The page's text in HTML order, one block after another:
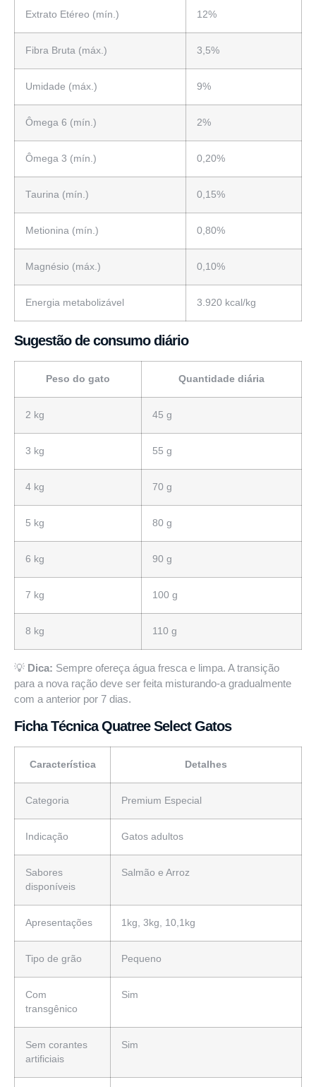
Extrato Etéreo (mín.) 12%
Fibra Bruta (máx.) 3,5%
Umidade (máx.) 9%
Ômega 6 (mín.) 2%
Ômega 3 (mín.) 0,20%
Taurina (mín.) 0,15%
Metionina (mín.) 0,80%
Magnésio (máx.) 0,10%
Energia metabolizável 3.920 kcal/kg
Sugestão de consumo diário
Peso do gato Quantidade diária
2 kg 45 g
3 kg 55 g
4 kg 70 g
5 kg 80 g
6 kg 90 g
7 kg 100 g
8 kg 110 g
💡 Dica: Sempre ofereça água fresca e limpa. A transição
para a nova ração deve ser feita misturando-a gradualmente
com a anterior por 7 dias.
Ficha Técnica Quatree Select Gatos
Característica Detalhes
Categoria Premium Especial
Indicação Gatos adultos
Sabores
disponíveis
Salmão e Arroz
Apresentações 1kg, 3kg, 10,1kg
Tipo de grão Pequeno
Com
transgênico
Sim
Sem corantes
artificiais
Sim